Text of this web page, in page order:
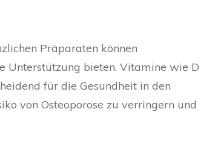
Präparaten können
Unterstützung bieten. Vitamine wie D
für die Gesundheit in den
von Osteoporose zu verringern und